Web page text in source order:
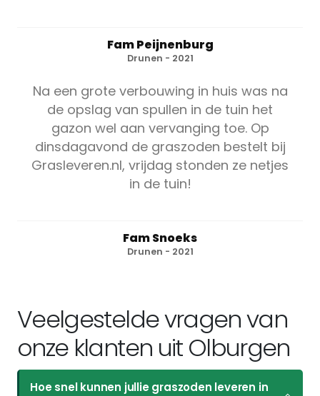
Fam Peijnenburg
Drunen - 2021
Na een grote verbouwing in huis was na
de opslag van spullen in de tuin het
gazon wel aan vervanging toe. Op
dinsdagavond de graszoden bestelt bij
Grasleveren.nl, vrijdag stonden ze netjes
in de tuin!
Fam Snoeks
Drunen - 2021
Veelgestelde vragen van
onze klanten uit Olburgen
Hoe snel kunnen jullie graszoden leveren in